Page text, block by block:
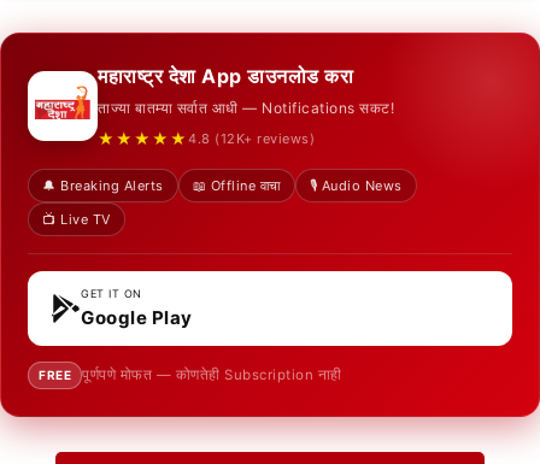
महाराष्ट्र देशा App डाउनलोड करा
ताज्या बातम्या सर्वात आधी — Notifications सकट!
★★★★★ 4.8 (12K+ reviews)
🔔 Breaking Alerts 📖 Offline वाचा
🎙️ Audio News
📺 Live TV
GET IT ON
Google Play
FREE पूर्णपणे मोफत — कोणतेही Subscription नाही